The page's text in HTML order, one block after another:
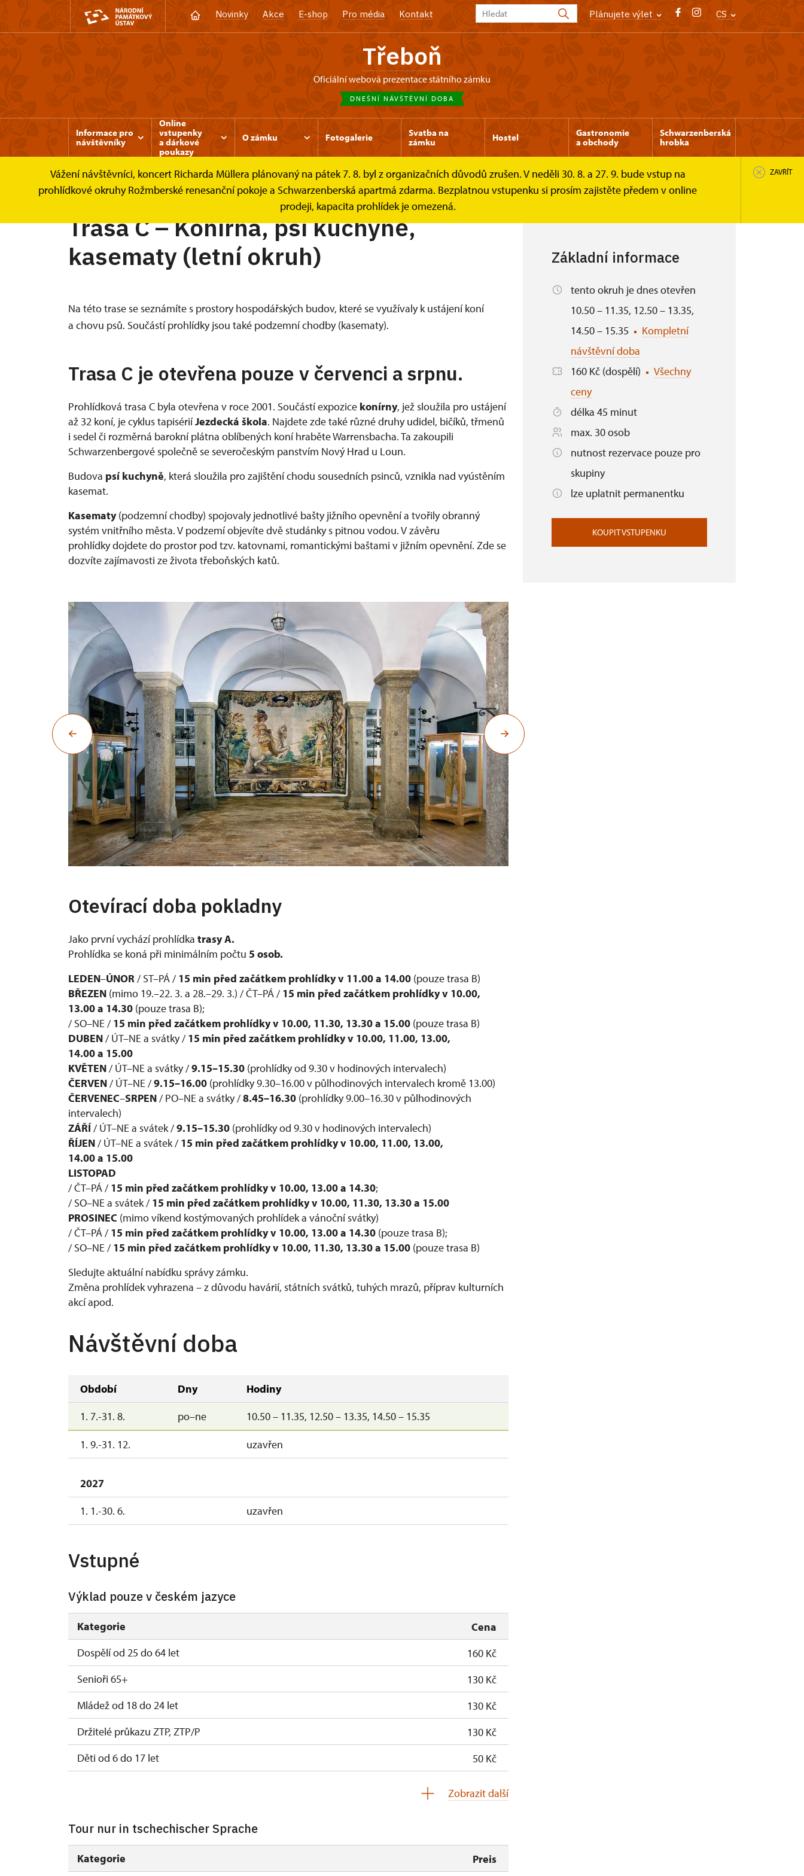
Novinky Akce E-shop Pro média Kontakt Plánujete výlet CS
Třeboň
oficiální webová prezentace státního zámku
DNEŠNÍ NÁVŠTĚVNÍ DOBA
Informace pro
návštěvníky
Online
vstupenky
a dárkové
poukazy
O zámku Fotogalerie
Svatba na
zámku
Hostel
Gastronomie
a obchody
Schwarzenberská
hrobka
Vážení návštěvníci, koncert Richarda Müllera plánovaný na pátek 7. 8. byl z organizačních důvodů zrušen. V neděli 30. 8. a 27. 9. bude vstup na
prohlídkové okruhy Rožmberské renesanční pokoje a Schwarzenberská apartmá zdarma. Bezplatnou vstupenku si prosím zajistěte předem v online
prodeji, kapacita prohlídek je omezená.
ZAVŘÍT
Třeboň Informace pro návštěvníky Prohlídkové okruhy Trasa C – Konírna, psí kuchyně,...
Trasa C – Konírna, psí kuchyně,
kasematy (letní okruh)
Na této trase se seznámíte s prostory hospodářských budov, které se využívaly k ustájení koní
a chovu psů. Součástí prohlídky jsou také podzemní chodby (kasematy).
Trasa C je otevřena pouze v červenci a srpnu.
Prohlídková trasa C byla otevřena v roce 2001. Součástí expozice konírny, jež sloužila pro ustájení
až 32 koní, je cyklus tapisériíJezdecká škola. Najdete zde také různé druhy udidel, bičíků, třmenů
i sedel či rozměrná barokní plátna oblíbených koní hraběte Warrensbacha. Ta zakoupili
Schwarzenbergové společně se severočeským panstvím Nový Hrad u Loun.
Budova psí kuchyně, která sloužila pro zajištění chodu sousedních psinců, vznikla nad vyústěním
kasemat.
Kasematy(podzemní chodby) spojovaly jednotlivé bašty jižního opevnění a tvořily obranný
systém vnitřního města. V podzemí objevíte dvě studánky s pitnou vodou. V závěru
prohlídky dojdete do prostor pod tzv. katovnami, romantickými baštami v jižním opevnění. Zde se
dozvíte zajímavosti ze života třeboňských katů.
Otevírací doba pokladny
Jako první vychází prohlídka trasy A.
Prohlídka se koná při minimálním počtu 5 osob.
LEDEN–ÚNOR / ST–PÁ / 15 min před začátkem prohlídky v 11.00 a 14.00 (pouze trasa B)
BŘEZEN (mimo 19.–22. 3. a 28.–29. 3.) / ČT–PÁ / 15 min před začátkem prohlídky v 10.00,
13.00 a 14.30 (pouze trasa B);
/ SO–NE / 15 min před začátkem prohlídky v 10.00, 11.30, 13.30 a 15.00 (pouze trasa B)
DUBEN / ÚT–NE a svátky / 15 min před začátkem prohlídky v 10.00, 11.00, 13.00,
14.00 a 15.00
KVĚTEN / ÚT–NE a svátky /9.15–15.30 (prohlídky od 9.30 v hodinových intervalech)
ČERVEN / ÚT–NE /9.15–16.00 (prohlídky 9.30–16.00 v půlhodinových intervalech kromě 13.00)
ČERVENEC–SRPEN / PO–NE a svátky /8.45–16.30 (prohlídky 9.00–16.30 v půlhodinových
intervalech)
ZÁŘÍ/ ÚT–NE a svátek /9.15–15.30 (prohlídky od 9.30 v hodinových intervalech)
ŘÍJEN / ÚT–NE a svátek / 15 min před začátkem prohlídky v 10.00, 11.00, 13.00,
14.00 a 15.00
LISTOPAD
/ ČT–PÁ / 15 min před začátkem prohlídky v 10.00, 13.00 a 14.30;
/ SO–NE a svátek / 15 min před začátkem prohlídky v 10.00, 11.30, 13.30 a 15.00
PROSINEC (mimo víkend kostýmovaných prohlídek a vánoční svátky)
/ ČT–PÁ / 15 min před začátkem prohlídky v 10.00, 13.00 a 14.30 (pouze trasa B);
/ SO–NE / 15 min před začátkem prohlídky v 10.00, 11.30, 13.30 a 15.00 (pouze trasa B)
Sledujte aktuální nabídku správy zámku.
Změna prohlídek vyhrazena – z důvodu havárií, státních svátků, tuhých mrazů, příprav kulturních
akcí apod.
Návštěvní doba
Období Dny
Hodiny
1. 7.-31. 8.
po–ne 10.50 – 11.35, 12.50 – 13.35, 14.50 – 15.35
1. 9.-31. 12. uzavřen
2027
1. 1.-30. 6.
uzavřen
Vstupné
Výklad pouze v českém jazyce
Kategorie
Cena
Dospělí od 25 do 64 let
160 Kč
Senioři 65+
130 Kč
Mládež od 18 do 24 let
130 Kč
Držitelé průkazu ZTP, ZTP/P
130 Kč
Děti od 6 do 17 let
50 Kč
Průvodce držitele průkazu ZTP/P
Pedagogický dozor (pro školní skupiny 1 osoba na 10 dětí)
Zdarma
Zobrazit další
Tour nur in tschechischer Sprache
Kategorie
Preis
Základní informace
tento okruh je dnes otevřen
10.50 – 11.35, 12.50 – 13.35,
14.50 – 15.35
Kompletní
návštěvní doba
160 Kč (dospělí)
Všechny
ceny
délka 45 minut
max. 30 osob
nutnost rezervace pouze pro
skupiny
lze uplatnit permanentku
KOUPIT VSTUPENKU